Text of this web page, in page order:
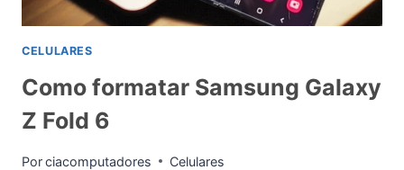
CELULARES
Como formatar Samsung Galaxy
Z Fold 6
Porciacomputadores Celulares